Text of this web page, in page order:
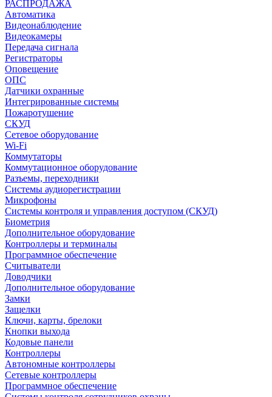
РАСПРОДАЖА
Автоматика
Видеонаблюдение
Видеокамеры
Передача сигнала
Регистраторы
Оповещение
ОПС
Датчики охранные
Интегрированные системы
Пожаротушение
СКУД
Сетевое оборудование
Wi-Fi
Коммутаторы
Коммутационное оборудование
Разъемы, переходники
Системы аудиорегистрации
Микрофоны
Системы контроля и управления доступом (СКУД)
Биометрия
Дополнительное оборудование
Контроллеры и терминалы
Программное обеспечение
Считыватели
Доводчики
Дополнительное оборудование
Замки
Защелки
Ключи, карты, брелоки
Кнопки выхода
Кодовые панели
Контроллеры
Автономные контроллеры
Сетевые контроллеры
Программное обеспечение